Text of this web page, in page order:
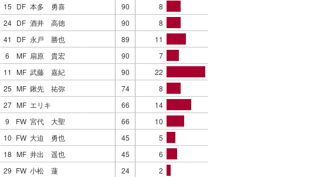
15 DF 本多 勇喜 90
8
24 DF 酒井 高徳 90
8
41
DF 永戸 勝也 89
11
6
MF 扇原 貴宏 90
7
11
MF 武藤 嘉紀 90
22
25 MF 鍬先 祐弥 74
8
27 MF エリキ 66
14
9
FW 宮代 大聖 66
10
10 FW 大迫 勇也 45
5
18 MF 井出 遥也 45
6
29 FW 小松 蓮 24
2